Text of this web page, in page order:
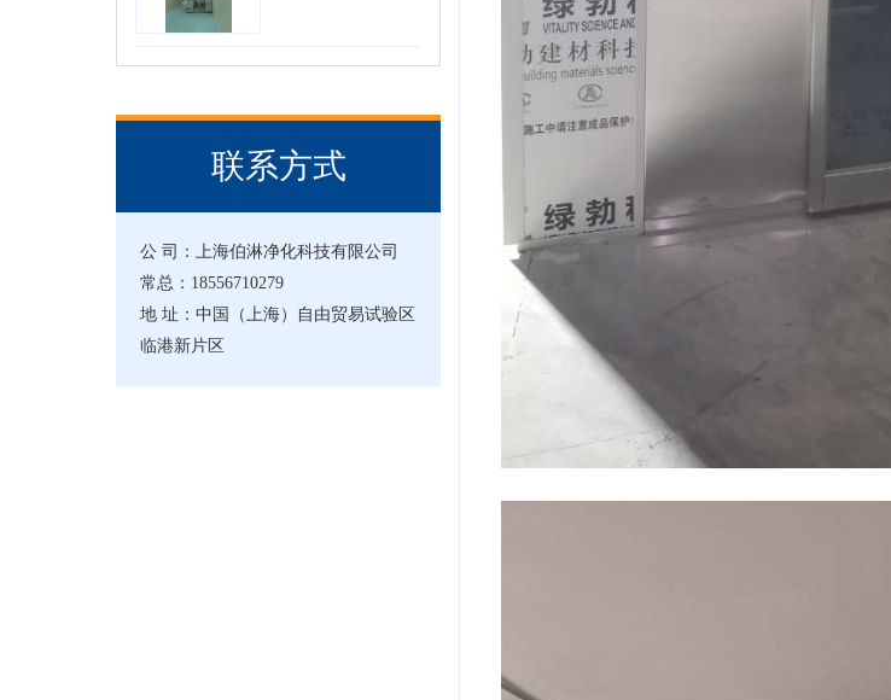
联系方式
公 司：上海伯淋净化科技有限公司
常总：18556710279
地 址：中国（上海）自由贸易试验区
临港新片区